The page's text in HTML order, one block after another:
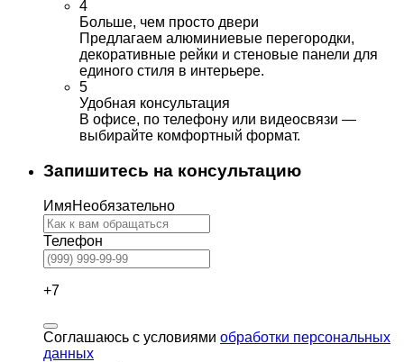
4
Больше, чем просто двери
Предлагаем алюминиевые перегородки,
декоративные рейки и стеновые панели для
единого стиля в интерьере.
5
Удобная консультация
В офисе, по телефону или видеосвязи —
выбирайте комфортный формат.
Запишитесь на консультацию
ИмяНеобязательно
Телефон
+7
Соглашаюсь с условиями обработки персональных
данных